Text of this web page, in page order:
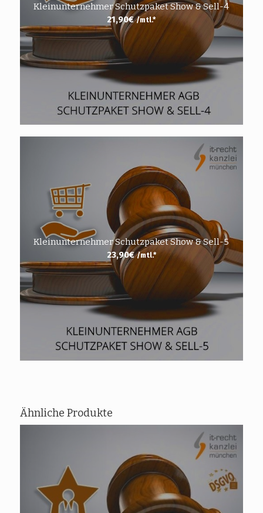
Kleinunternehmer Schutzpaket Show & Sell-4
21,90€ /mtl.*
Kleinunternehmer Schutzpaket Show & Sell-5
23,90€ /mtl.*
Ähnliche Produkte